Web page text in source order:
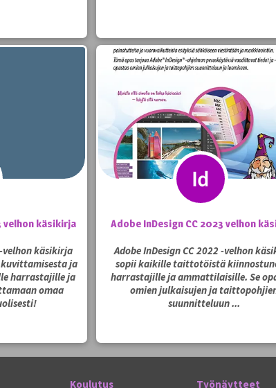
velhon käsikirja
velhon käsikirja
ja
harrastajille ja
omaa
Adobe InDesign CC 2023 velhon
Adobe InDesign CC 2022 -velhon
sopii kaikille taittotöistä
harrastajille ja ammattilaisille. Se
omien julkaisujen ja
suunnitteluun ...
Koulutus Työnäytteet